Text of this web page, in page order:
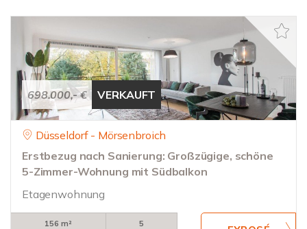
698.000,- € VERKAUFT
Düsseldorf - Mörsenbroich
Erstbezug nach Sanierung: Großzügige, schöne
5-Zimmer-Wohnung mit Südbalkon
Etagenwohnung
156 m²
5